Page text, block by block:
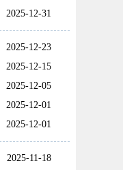
2025-12-31
2025-12-23
2025-12-15
2025-12-05
2025-12-01
2025-12-01
2025-11-18